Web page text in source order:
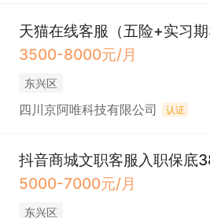
天猫在线客服（五险+实习期
3500-8000元/月
东兴区
四川京阿唯科技有限公司 认证
抖音商城文职客服入职保底
5000-7000元/月
东兴区